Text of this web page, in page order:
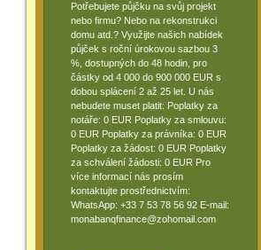
Potřebujete půjčku na svůj projekt
nebo firmu? Nebo na rekonstrukci
domu atd.? Využijte našich nabídek
půjček s roční úrokovou sazbou 3
%, dostupných do 48 hodin, pro
částky od 4 000 do 900 000 EUR s
dobou splácení 2 až 25 let. U nás
nebudete muset platit: Poplatky za
notáře: 0 EUR Poplatky za smlouvu:
0 EUR Poplatky za právníka: 0 EUR
Poplatky za žádost: 0 EUR Poplatky
za schválení žádosti: 0 EUR Pro
více informací nás prosím
kontaktujte prostřednictvím:
WhatsApp: +33 7 53 78 56 92 E-mail:
monabanqfinance@zohomail.com